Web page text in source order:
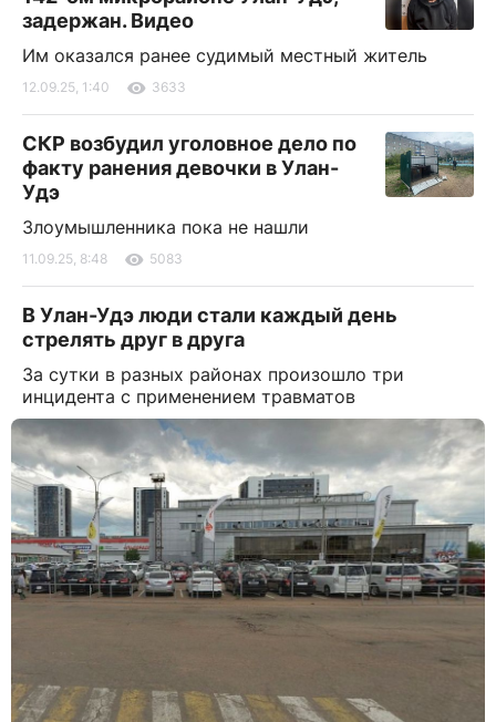
задержан. Видео
Им оказался ранее судимый местный житель
12.09.25, 1:40 3633
СКР возбудил уголовное дело по
факту ранения девочки в Улан-
Удэ
Злоумышленника пока не нашли
11.09.25, 8:48 5083
В Улан-Удэ люди стали каждый день
стрелять друг в друга
За сутки в разных районах произошло три
инцидента с применением травматов